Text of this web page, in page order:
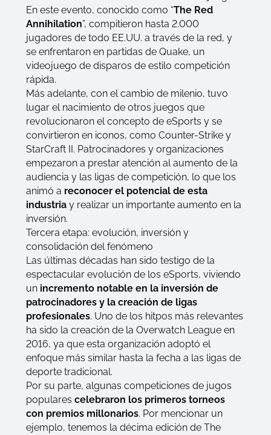
En este evento, conocido como “The Red
Annihilation”, compitieron hasta 2.000
jugadores de todo EE.UU. a través de la red, y
se enfrentaron en partidas de Quake, un
videojuego de disparos de estilo competición
rápida.
Más adelante, con el cambio de milenio, tuvo
lugar el nacimiento de otros juegos que
revolucionaron el concepto de eSports y se
convirtieron en iconos, como Counter-Strike y
StarCraft II. Patrocinadores y organizaciones
empezaron a prestar atención al aumento de la
audiencia y las ligas de competición, lo que los
animó a reconocer el potencial de esta
industria y realizar un importante aumento en la
inversión.
Tercera etapa: evolución, inversión y
consolidación del fenómeno
Las últimas décadas han sido testigo de la
espectacular evolución de los eSports, viviendo
un incremento notable en la inversión de
patrocinadores y la creación de ligas
profesionales. Uno de los hitpos más relevantes
ha sido la creación de laOverwatch League en
2016, ya que esta organización adoptó el
enfoque más similar hasta la fecha a las ligas de
deporte tradicional.
Por su parte, algunas competiciones de jugos
popularescelebraron los primeros torneos
con premios millonarios. Por mencionar un
ejemplo, tenemos la décima edición de The